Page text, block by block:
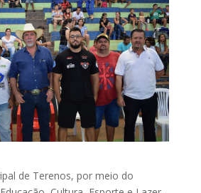
de Terenos, por meio do